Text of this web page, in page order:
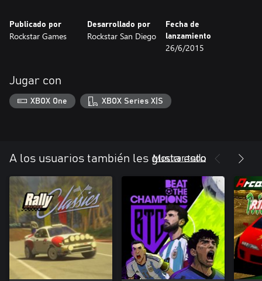
Publicado por
Rockstar Games
Desarrollado por
Rockstar San Diego
Fecha de
lanzamiento
26/6/2015
Jugar con
XBOX One XBOX Series X|S
A los usuarios también les gusta esto
Mostrar todo